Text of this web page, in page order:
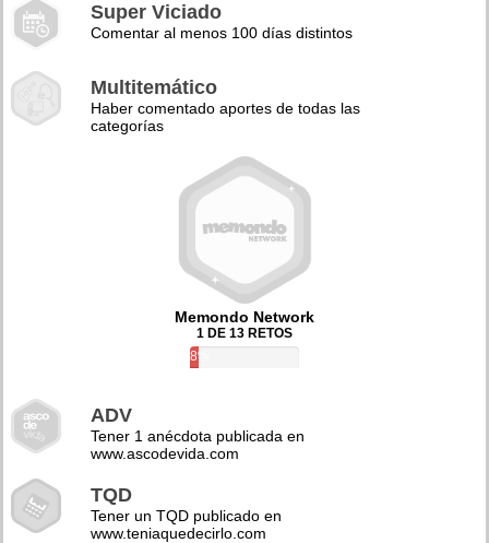
Super Viciado
Comentar al menos 100 días distintos
Multitemático
Haber comentado aportes de todas las
categorías
Memondo Network
1 DE 13 RETOS
8%
ADV
Tener 1 anécdota publicada en
www.ascodevida.com
TQD
Tener un TQD publicado en
www.teniaquedecirlo.com